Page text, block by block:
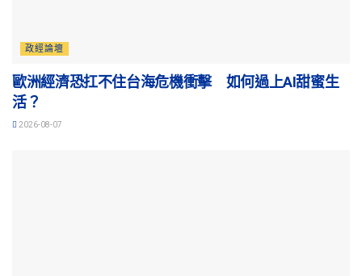
政經論壇
歐洲經濟恐扛不住台海危機衝擊 如何過上AI甜蜜生
活？
2026-08-07